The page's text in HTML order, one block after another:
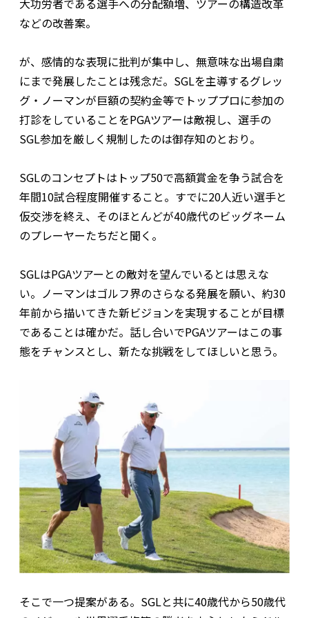
大功労者である選手への分配額増、ツアーの構造改革
などの改善案。
が、感情的な表現に批判が集中し、無意味な出場自粛
にまで発展したことは残念だ。SGLを主導するグレッ
グ・ノーマンが巨額の契約金等でトッププロに参加の
打診をしていることをPGAツアーは敵視し、選手の
SGL参加を厳しく規制したのは御存知のとおり。
SGLのコンセプトはトップ50で高額賞金を争う試合を
年間10試合程度開催すること。すでに20人近い選手と
仮交渉を終え、そのほとんどが40歳代のビッグネーム
のプレーヤーたちだと聞く。
SGLはPGAツアーとの敵対を望んでいるとは思えな
い。ノーマンはゴルフ界のさらなる発展を願い、約30
年前から描いてきた新ビジョンを実現することが目標
であることは確かだ。話し合いでPGAツアーはこの事
態をチャンスとし、新たな挑戦をしてほしいと思う。
そこで一つ提案がある。SGLと共に40歳代から50歳代